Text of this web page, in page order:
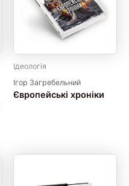
Ідеологія
Ігор Загребельний
Європейські хроніки